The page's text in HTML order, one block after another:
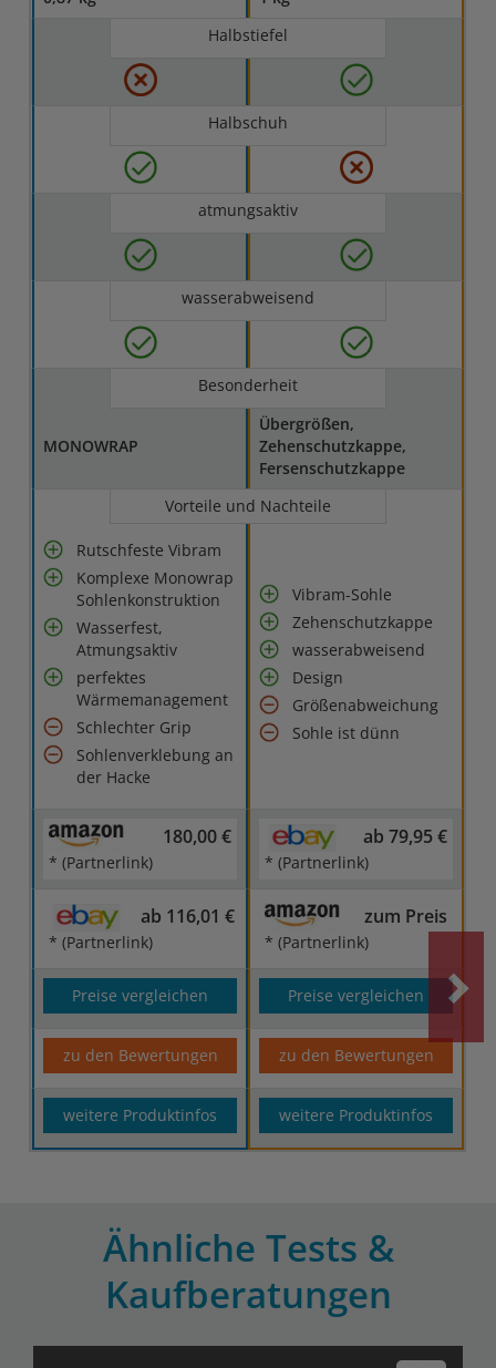
Halbstiefel
Halbschuh
atmungsaktiv
wasserabweisend
Besonderheit
MONOWRAP
Übergrößen,
Zehenschutzkappe,
Fersenschutzkappe
Vorteile und Nachteile
Rutschfeste Vibram
Komplexe Monowrap
Sohlenkonstruktion
Wasserfest,
Atmungsaktiv
perfektes
Wärmemanagement
Schlechter Grip
Sohlenverklebung an
der Hacke
Vibram-Sohle
Zehenschutzkappe
wasserabweisend
Design
Größenabweichung
Sohle ist dünn
180,00 €
* (Partnerlink)
ab 79,95 €
* (Partnerlink)
ab 116,01 €
* (Partnerlink)
zum Preis
* (Partnerlink)
Preise vergleichen Preise vergleichen
zu den Bewertungen zu den Bewertungen
weitere Produktinfos weitere Produktinfos
Ähnliche Tests &
Kaufberatungen